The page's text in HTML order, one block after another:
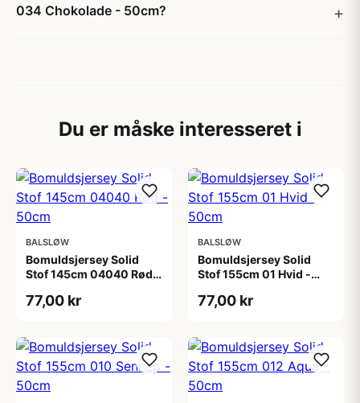
034 Chokolade - 50cm?
Du er måske interesseret i
BALSLØW
Bomuldsjersey Solid
Stof 145cm 04040 Rød -
77,00 kr
BALSLØW
Bomuldsjersey Solid
Stof 155cm 01 Hvid -
77,00 kr